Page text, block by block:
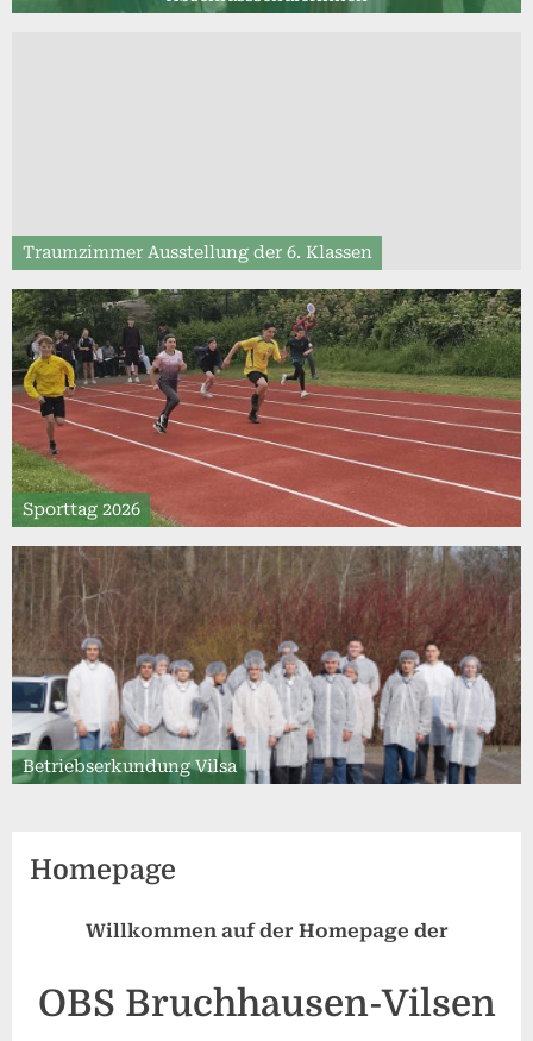
Traumzimmer Ausstellung der 6. Klassen
Sporttag 2026
Betriebserkundung Vilsa
Homepage
Willkommen auf der Homepage der
OBS Bruchhausen-Vilsen